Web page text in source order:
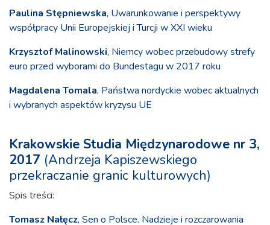
Paulina Stępniewska, Uwarunkowanie i perspektywy
współpracy Unii Europejskiej i Turcji w XXI wieku
Krzysztof Malinowski, Niemcy wobec przebudowy strefy
euro przed wyborami do Bundestagu w 2017 roku
Magdalena Tomala, Państwa nordyckie wobec aktualnych
i wybranych aspektów kryzysu UE
Krakowskie Studia Międzynarodowe nr 3,
2017 (Andrzeja Kapiszewskiego
przekraczanie granic kulturowych)
Spis treści:
Tomasz Nałęcz, Sen o Polsce. Nadzieje i rozczarowania